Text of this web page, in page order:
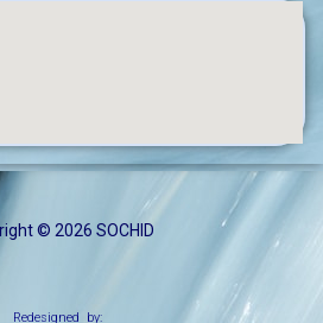
© 2026 SOCHID
Redesigned by: